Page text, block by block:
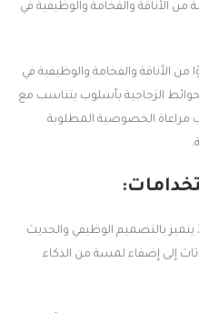
من الأناقة والفخامة والوظيفية في
الأناقة والفخامة والوظيفية في
تنسيق الحوائط الزجاجية بأسلوب يتناسب مع
مراعاة الخصوصية المطلوبة
الأثاث المتعدد الاستخدامات لعام 2024 يتميز بالتصميم الوظيفي والحديث
إلى إضفاء لمسة من الذكاء